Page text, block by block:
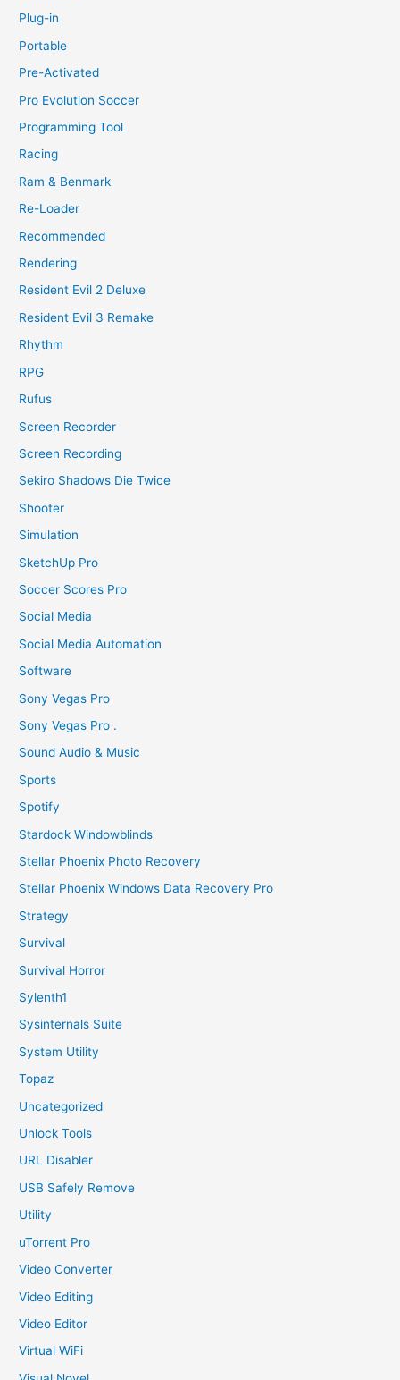
Plug-in
Portable
Pre-Activated
Pro Evolution Soccer
Programming Tool
Racing
Ram & Benmark
Re-Loader
Recommended
Rendering
Resident Evil 2 Deluxe
Resident Evil 3 Remake
Rhythm
RPG
Rufus
Screen Recorder
Screen Recording
Sekiro Shadows Die Twice
Shooter
Simulation
SketchUp Pro
Soccer Scores Pro
Social Media
Social Media Automation
Software
Sony Vegas Pro
Sony Vegas Pro .
Sound Audio & Music
Sports
Spotify
Stardock Windowblinds
Stellar Phoenix Photo Recovery
Stellar Phoenix Windows Data Recovery Pro
Strategy
Survival
Survival Horror
Sylenth1
Sysinternals Suite
System Utility
Topaz
Uncategorized
Unlock Tools
URL Disabler
USB Safely Remove
Utility
uTorrent Pro
Video Converter
Video Editing
Video Editor
Virtual WiFi